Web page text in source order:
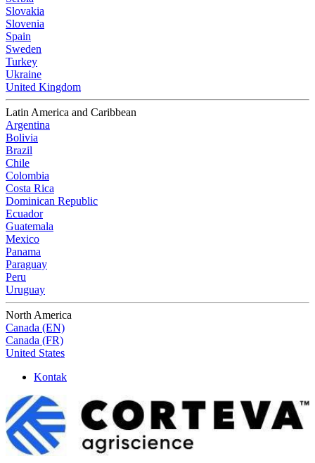
Slovakia
Slovenia
Spain
Sweden
Turkey
Ukraine
United Kingdom
Latin America and Caribbean
Argentina
Bolivia
Brazil
Chile
Colombia
Costa Rica
Dominican Republic
Ecuador
Guatemala
Mexico
Panama
Paraguay
Peru
Uruguay
North America
Canada (EN)
Canada (FR)
United States
Kontak